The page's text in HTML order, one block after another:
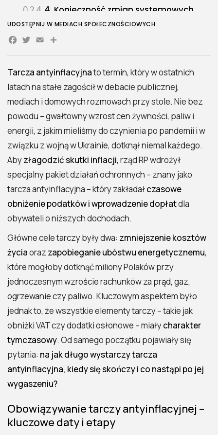
Tarcza antyinflacyjnato termin, który w ostatnich
latach na stałe zagościł w debacie publicznej,
mediach i domowych rozmowach przy stole. Nie bez
powodu – gwałtowny wzrost cen żywności, paliw i
energii, z jakim mieliśmy do czynienia po pandemii i w
związku z wojną w Ukrainie, dotknął niemal każdego.
Abyzłagodzić skutki inflacji, rząd RP wdrożył
specjalny pakiet działań ochronnych – znany jako
tarcza antyinflacyjna – który zakładałczasowe
obniżenie podatków i wprowadzenie dopłatdla
obywateli o niższych dochodach.
Główne cele tarczy były dwa: zmniejszenie kosztów
życiaoraz zapobieganie ubóstwu energetycznemu,
które mogłoby dotknąć miliony Polaków przy
jednoczesnym wzroście rachunków za prąd, gaz,
ogrzewanie czy paliwo. Kluczowym aspektem było
jednak to, że wszystkie elementy tarczy – takie jak
obniżki VAT czy dodatki osłonowe – miałycharakter
tymczasowy. Od samego początku pojawiały się
pytania: na jak długo wystarczy tarcza
antyinflacyjna, kiedy się skończy i co nastąpi po jej
wygaszeniu?
Obowiązywanie tarczy antyinflacyjnej –
kluczowe daty i etapy
4. Konieczność zmian systemowych
Co po tarczy antyinflacyjnej? Skutki
wygaszenia i możliwe scenariusze
Co zamiast tarczy? Nowe kierunki polityki
ochronnej
1. Wsparcie dla odbiorców wrażliwych
energetycznie
2. Rozszerzenie programu "Czyste
Powietrze"
3. Tarcza energetyczna dla
przedsiębiorstw
Czy tarcza antyinflacyjna powróci?
Perspektywa długoterminowa – jak
przygotować się na kolejne kryzysy?
UDOSTĘPNIJ W MEDIACH SPOŁECZNOŚCIOWYCH
Facebook
Twitter
EmailShare